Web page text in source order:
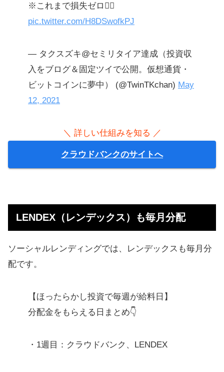
※これまで損失ゼロ🙆‍♀️
pic.twitter.com/H8DSwofkPJ
— タクスズキ@セミリタイア達成（投資収
入をブログ＆固定ツイで公開。仮想通貨・
ビットコインに夢中） (@TwinTKchan) May
12, 2021
＼ 詳しい仕組みを知る ／
クラウドバンクのサイトへ
LENDEX（レンデックス）も毎月分配
ソーシャルレンディングでは、レンデックスも毎月分
配です。
【ほったらかし投資で毎週が給料日】
分配金をもらえる日まとめ👇
・1週目：クラウドバンク、LENDEX